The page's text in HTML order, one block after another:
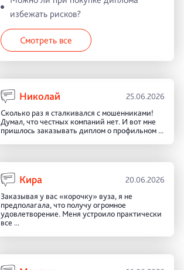
избежать рисков?
Смотреть все
Николай 25.06.2026
Сколько раз я сталкивался с мошенниками!
Думал, что честных компаний нет. И вот мне
пришлось заказывать диплом о профильном ...
Кира 20.06.2026
Заказывая у вас «корочку» вуза, я не
предполагала, что получу огромное
удовлетворение. Меня устроило практически
все ...